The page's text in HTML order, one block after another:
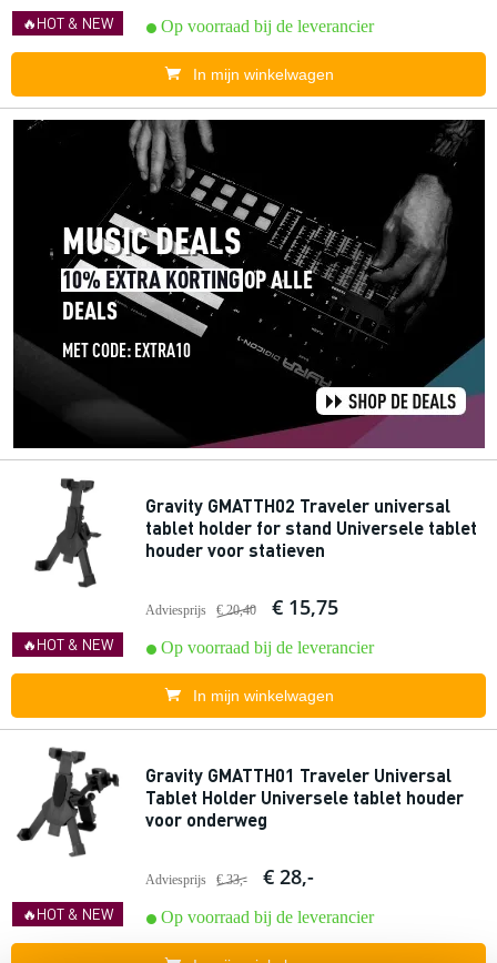
🔥HOT & NEW Op voorraad bij de leverancier
In mijn winkelwagen
🔥HOT & NEW
Gravity GMATTH02 Traveler universal
tablet holder for stand Universele tablet
houder voor statieven
Adviesprijs € 20,40 € 15,75
Op voorraad bij de leverancier
In mijn winkelwagen
🔥HOT & NEW
Gravity GMATTH01 Traveler Universal
Tablet Holder Universele tablet houder
voor onderweg
Adviesprijs € 33,- € 28,-
Op voorraad bij de leverancier